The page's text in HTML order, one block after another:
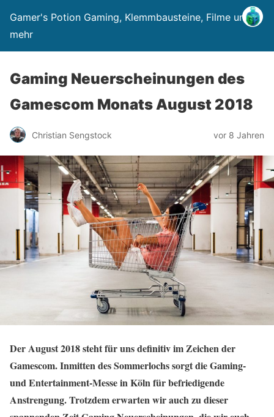
Gamer's Potion Gaming, Klemmbausteine, Filme und
mehr
Gaming Neuerscheinungen des
Gamescom Monats August 2018
Christian Sengstock vor 8 Jahren
Der August 2018 steht für uns definitiv im Zeichen der
Gamescom. Inmitten des Sommerlochs sorgt die Gaming-
und Entertainment-Messe in Köln für befriedigende
Anstrengung. Trotzdem erwarten wir auch zu dieser